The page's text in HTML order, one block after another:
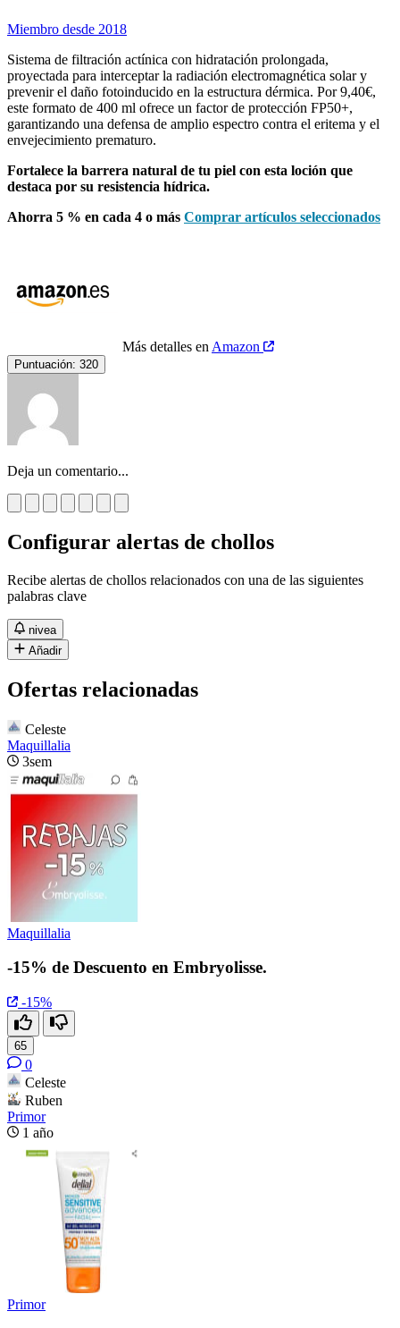
Miembro desde 2018
Sistema de filtración actínica con hidratación prolongada,
proyectada para interceptar la radiación electromagnética solar y
prevenir el daño fotoinducido en la estructura dérmica. Por 9,40€,
este formato de 400 ml ofrece un factor de protección FP50+,
garantizando una defensa de amplio espectro contra el eritema y el
envejecimiento prematuro.
Fortalece la barrera natural de tu piel con esta loción que
destaca por su resistencia hídrica.
Ahorra 5 % en cada 4 o más Comprar artículos seleccionados
Más detalles en Amazon
Puntuación: 320
Deja un comentario...
Configurar alertas de chollos
Recibe alertas de chollos relacionados con una de las siguientes
palabras clave
nivea
Añadir
Ofertas relacionadas
Celeste
Maquillalia
3sem
Maquillalia
-15% de Descuento en Embryolisse.
-15%
65
0
Celeste
Ruben
Primor
1 año
Primor